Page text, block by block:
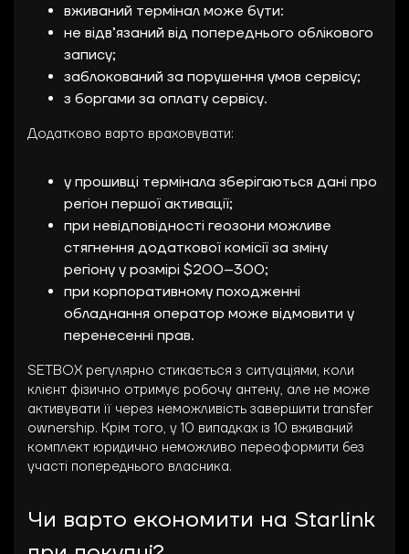
вживаний термінал може бути:
не відв’язаний від попереднього облікового
запису;
заблокований за порушення умов сервісу;
з боргами за оплату сервісу.
Додатково варто враховувати:
у прошивці термінала зберігаються дані про
регіон першої активації;
при невідповідності геозони можливе
стягнення додаткової комісії за зміну
регіону у розмірі $200–300;
при корпоративному походженні
обладнання оператор може відмовити у
перенесенні прав.
SETBOX регулярно стикається з ситуаціями, коли
клієнт фізично отримує робочу антену, але не може
активувати її через неможливість завершити transfer
ownership. Крім того, у 10 випадках із 10 вживаний
комплект юридично неможливо переоформити без
участі попереднього власника.
Чи варто економити на Starlink